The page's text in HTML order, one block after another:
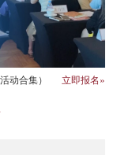
动合集） 立即报名»